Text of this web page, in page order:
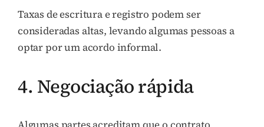
Taxas de escritura e registro podem ser
consideradas altas, levando algumas pessoas a
optar por um acordo informal.
4. Negociação rápida